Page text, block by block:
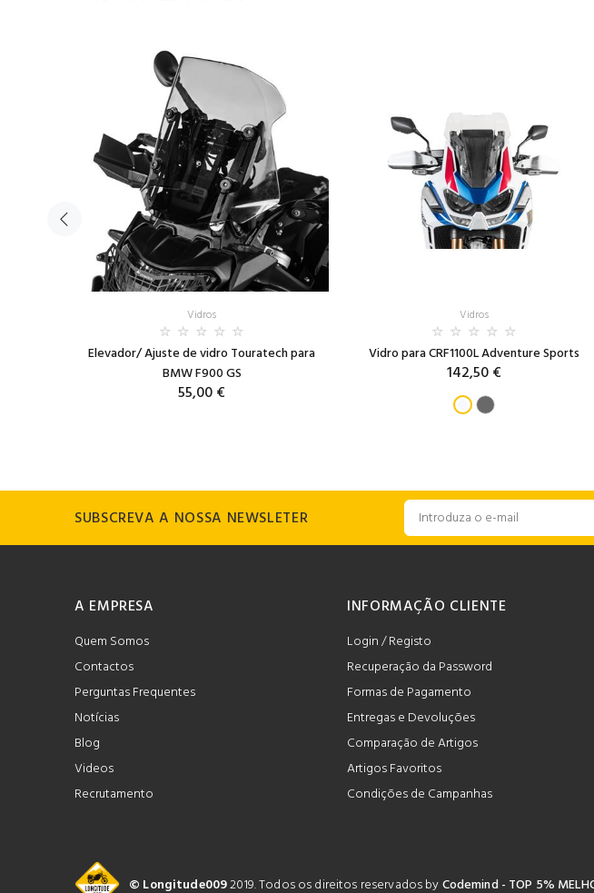
Vidros
Elevador/ Ajuste de vidro Touratech para
BMW F900 GS
55,00 €
Vidros
Vidro para CRF1100L Adventure Sports
142,50 €
SUBSCREVA A NOSSA NEWSLETER
A EMPRESA
Quem Somos
Contactos
Perguntas Frequentes
Notícias
Blog
Videos
Recrutamento
INFORMAÇÃO CLIENTE
Login / Registo
Recuperação da Password
Formas de Pagamento
Entregas e Devoluções
Comparação de Artigos
Artigos Favoritos
Condições de Campanhas
© Longitude0092019. Todos os direitos reservados byCodemind - TOP 5%